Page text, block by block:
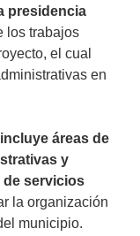
presidencia
los trabajos
el cual
en
incluye áreas de
y
de servicios
la organización
municipio.